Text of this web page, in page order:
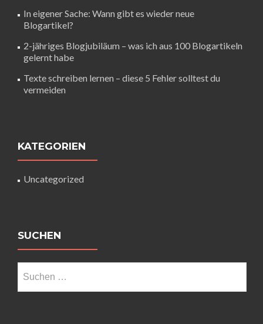
In eigener Sache: Wann gibt es wieder neue
Blogartikel?
2-jähriges Blogjubiläum – was ich aus 100 Blogartikeln
gelernt habe
Texte schreiben lernen – diese 5 Fehler solltest du
vermeiden
KATEGORIEN
Uncategorized
SUCHEN